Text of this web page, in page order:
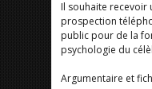
Il souhaite recevoir
prospection
public pour de la
psychologie du
Argumentaire et